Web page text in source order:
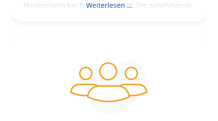
Meckenheim bei Bonn gegründet. Die zunehmende
Weiterlesen …